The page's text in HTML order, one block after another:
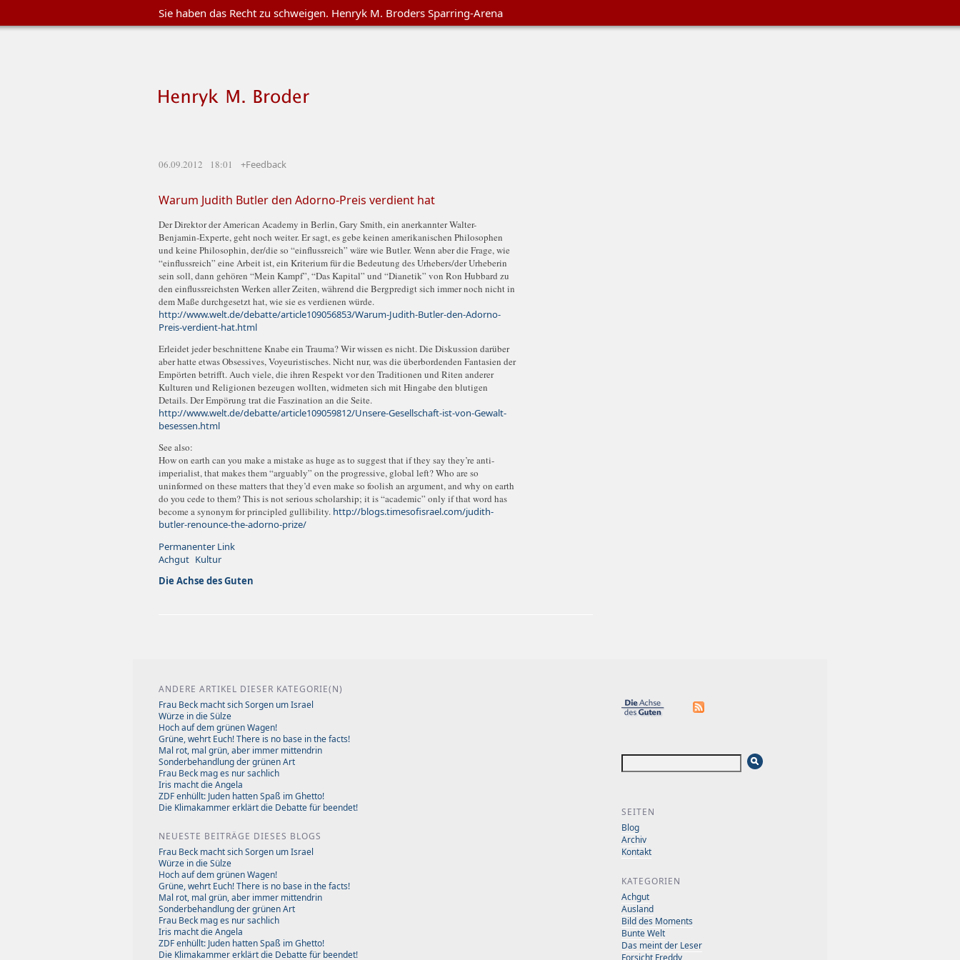
Sie haben das Recht zu schweigen. Henryk M. Broders Sparring-Arena
06.09.2012 18:01 +Feedback
Warum Judith Butler den Adorno-Preis verdient hat
Der Direktor der American Academy in Berlin, Gary Smith, ein anerkannter Walter-
Benjamin-Experte, geht noch weiter. Er sagt, es gebe keinen amerikanischen Philosophen
und keine Philosophin, der/die so “einflussreich” wäre wie Butler. Wenn aber die Frage, wie
“einflussreich” eine Arbeit ist, ein Kriterium für die Bedeutung des Urhebers/der Urheberin
sein soll, dann gehören “Mein Kampf”, “Das Kapital” und “Dianetik” von Ron Hubbard zu
den einflussreichsten Werken aller Zeiten, während die Bergpredigt sich immer noch nicht in
dem Maße durchgesetzt hat, wie sie es verdienen würde.
http://www.welt.de/debatte/article109056853/Warum-Judith-Butler-den-Adorno-
Preis-verdient-hat.html
Erleidet jeder beschnittene Knabe ein Trauma? Wir wissen es nicht. Die Diskussion darüber
aber hatte etwas Obsessives, Voyeuristisches. Nicht nur, was die überbordenden Fantasien der
Empörten betrifft. Auch viele, die ihren Respekt vor den Traditionen und Riten anderer
Kulturen und Religionen bezeugen wollten, widmeten sich mit Hingabe den blutigen
Details. Der Empörung trat die Faszination an die Seite.
http://www.welt.de/debatte/article109059812/Unsere-Gesellschaft-ist-von-Gewalt-
besessen.html
See also:
How on earth can you make a mistake as huge as to suggest that if they say they’re anti-
imperialist, that makes them “arguably” on the progressive, global left? Who are so
uninformed on these matters that they’d even make so foolish an argument, and why on earth
do you cede to them? This is not serious scholarship; it is “academic” only if that word has
become a synonym for principled gullibility. http://blogs.timesofisrael.com/judith-
butler-renounce-the-adorno-prize/
Permanenter Link
Achgut Kultur
Die Achse des Guten
ANDERE ARTIKEL DIESER KATEGORIE(N)
Frau Beck macht sich Sorgen um Israel
Würze in die Sülze
Hoch auf dem grünen Wagen!
Grüne, wehrt Euch! There is no base in the facts!
Mal rot, mal grün, aber immer mittendrin
Sonderbehandlung der grünen Art
Frau Beck mag es nur sachlich
Iris macht die Angela
ZDF enhüllt: Juden hatten Spaß im Ghetto!
Die Klimakammer erklärt die Debatte für beendet!
NEUESTE BEITRÄGE DIESES BLOGS
Frau Beck macht sich Sorgen um Israel
Würze in die Sülze
Hoch auf dem grünen Wagen!
Grüne, wehrt Euch! There is no base in the facts!
Mal rot, mal grün, aber immer mittendrin
Sonderbehandlung der grünen Art
Frau Beck mag es nur sachlich
Iris macht die Angela
ZDF enhüllt: Juden hatten Spaß im Ghetto!
Die Klimakammer erklärt die Debatte für beendet!
SEITEN
Blog
Archiv
Kontakt
KATEGORIEN
Achgut
Ausland
Bild des Moments
Bunte Welt
Das meint der Leser
Forsicht Freddy